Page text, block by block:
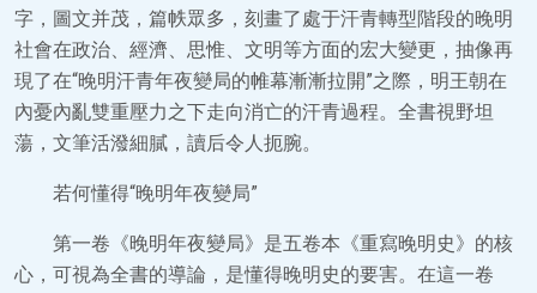
字，圖文并茂，篇帙眾多，刻畫了處于汗青轉型階段的晚明
社會在政治、經濟、思惟、文明等方面的宏大變更，抽像再
現了在“晚明汗青年夜變局的帷幕漸漸拉開”之際，明王朝在
內憂內亂雙重壓力之下走向消亡的汗青過程。全書視野坦
蕩，文筆活潑細膩，讀后令人扼腕。
若何懂得“晚明年夜變局”
第一卷《晚明年夜變局》是五卷本《重寫晚明史》的核
心，可視為全書的導論，是懂得晚明史的要害。在這一卷